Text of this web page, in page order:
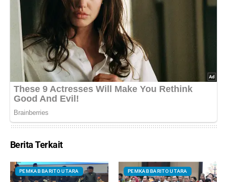
Berita Terkait
PEMKAB BARITO UTARA PEMKAB BARITO UTARA